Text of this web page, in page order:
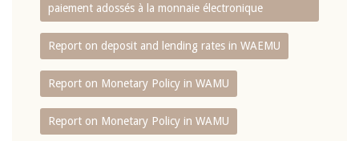
paiement adossés à la monnaie électronique
Report on deposit and lending rates in WAEMU
Report on Monetary Policy in WAMU
Report on Monetary Policy in WAMU